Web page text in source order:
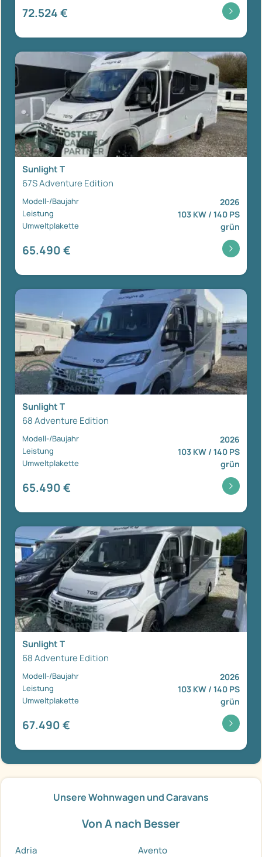
72.524 €
Sunlight T
67S Adventure Edition
Modell-/Baujahr 2026
Leistung 103 KW / 140 PS
Umweltplakette grün
65.490 €
Sunlight T
68 Adventure Edition
Modell-/Baujahr 2026
Leistung 103 KW / 140 PS
Umweltplakette grün
65.490 €
Sunlight T
68 Adventure Edition
Modell-/Baujahr 2026
Leistung 103 KW / 140 PS
Umweltplakette grün
67.490 €
Unsere Wohnwagen und Caravans
Von A nach Besser
Adria
Avento